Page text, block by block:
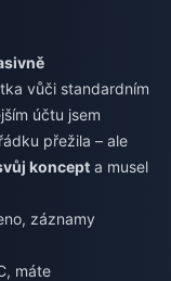
vůči standardním
účtu jsem
přežila – ale
koncept a musel
záznamy
máte